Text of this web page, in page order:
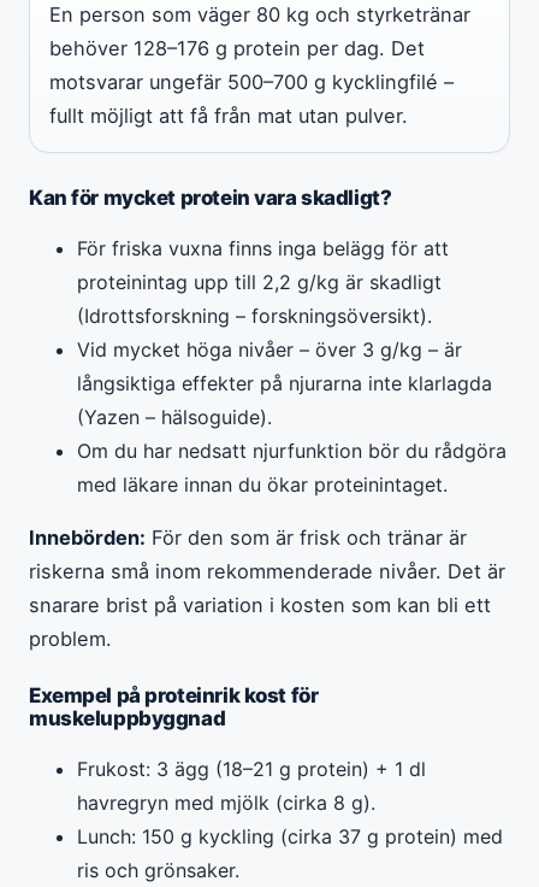
En person som väger 80 kg och styrketränar
behöver 128–176 g protein per dag. Det
motsvarar ungefär 500–700 g kycklingfilé –
fullt möjligt att få från mat utan pulver.
Kan för mycket protein vara skadligt?
För friska vuxna finns inga belägg för att
proteinintag upp till 2,2 g/kg är skadligt
(Idrottsforskning – forskningsöversikt).
Vid mycket höga nivåer – över 3 g/kg – är
långsiktiga effekter på njurarna inte klarlagda
(Yazen – hälsoguide).
Om du har nedsatt njurfunktion bör du rådgöra
med läkare innan du ökar proteinintaget.
Innebörden: För den som är frisk och tränar är
riskerna små inom rekommenderade nivåer. Det är
snarare brist på variation i kosten som kan bli ett
problem.
Exempel på proteinrik kost för
muskeluppbyggnad
Frukost: 3 ägg (18–21 g protein) + 1 dl
havregryn med mjölk (cirka 8 g).
Lunch: 150 g kyckling (cirka 37 g protein) med
ris och grönsaker.